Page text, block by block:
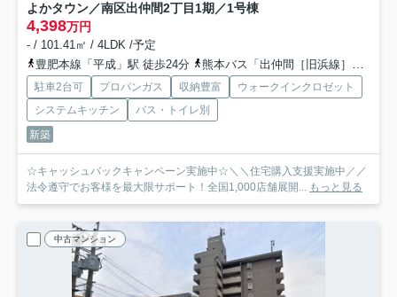
よかタウン／南区出仲間2丁目1期／1号棟
4,398万円
- / 101.41㎡ / 4LDK /予定
豊肥本線「平成」駅 徒歩24分
熊本バス「出仲間［旧浜線］」バス停下車 徒歩1分
駐車2台可 プロパンガス 収納豊富
ウォークインクロゼット
システムキッチン
バス・トイレ別
新築
☆キャッシュバックキャンペーン実施中☆＼＼住宅購入支援実施中／／
法令遵守でお客様を最大限サポート！全国1,000店舗展開... もっと見る
中古マンション